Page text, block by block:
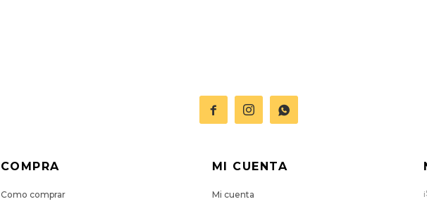
  
COMPRA
Como comprar
MI CUENTA
Mi cuenta